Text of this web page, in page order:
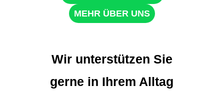
MEHR ÜBER UNS
Wir unterstützen Sie
gerne in Ihrem Alltag